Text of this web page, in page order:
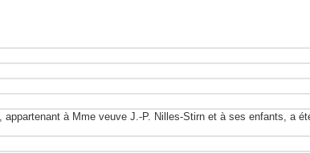
, appartenant à Mme veuve J.-P. Nilles-Stirn et à ses enfants, a